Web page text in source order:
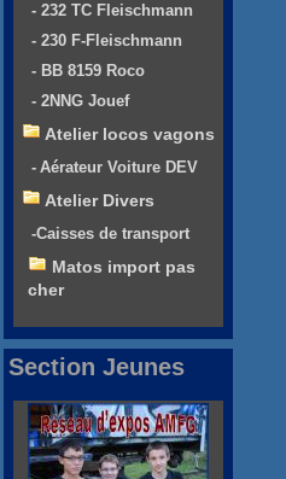
- 232 TC Fleischmann
- 230 F-Fleischmann
- BB 8159 Roco
- 2NNG Jouef
Atelier locos vagons
- Aérateur Voiture DEV
Atelier Divers
-Caisses de transport
Matos import pas
cher
Section Jeunes